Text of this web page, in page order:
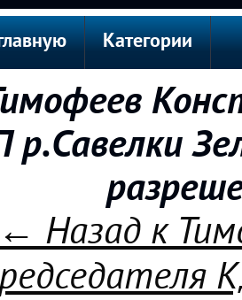
Категории
← Назад к